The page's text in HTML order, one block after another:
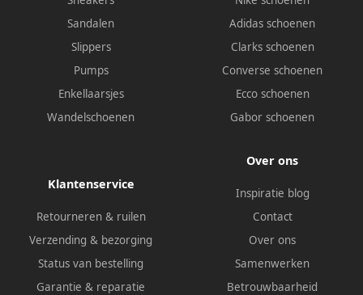
Sandalen
Slippers
Pumps
Enkellaarsjes
Wandelschoenen
Adidas schoenen
Clarks schoenen
Converse schoenen
Ecco schoenen
Gabor schoenen
Klantenservice
Retourneren & ruilen
Verzending & bezorging
Status van bestelling
Garantie & reparatie
Over ons
Inspiratie blog
Contact
Over ons
Samenwerken
Betrouwbaarheid